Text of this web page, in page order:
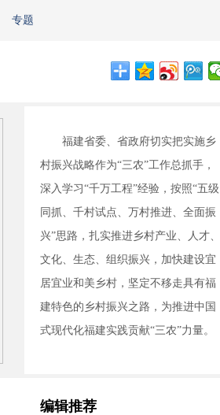
专题
福建省委、省政府切实把实施乡
村振兴战略作为“三农”工作总抓手，
深入学习“千万工程”经验，按照“五级
同抓、千村试点、万村推进、全面振
兴”思路，扎实推进乡村产业、人才、
文化、生态、组织振兴，加快建设宜
居宜业和美乡村，坚定不移走具有福
建特色的乡村振兴之路，为推进中国
式现代化福建实践贡献“三农”力量。
编辑推荐